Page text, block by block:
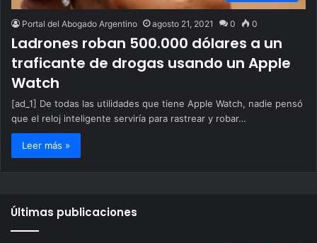
Portal del Abogado Argentino agosto 21, 2021 0 0
Ladrones roban 500.000 dólares a un
traficante de drogas usando un Apple
Watch
[ad_1] De todas las utilidades que tiene Apple Watch, nadie pensó
que el reloj inteligente serviría para rastrear y robar…
Leer más »
Últimas publicaciones